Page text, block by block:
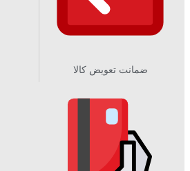
ضمانت تعویض کالا